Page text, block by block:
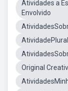
Atividades a
Envolvido
Original